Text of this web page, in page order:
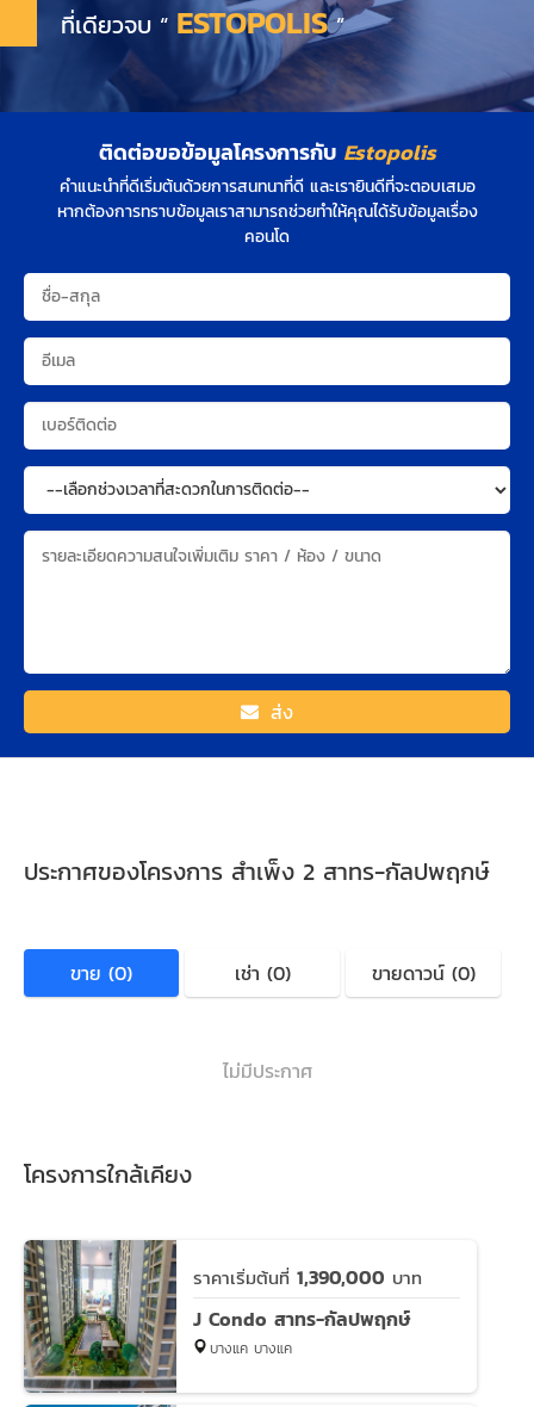
ที่เดียวจบ “ ESTOPOLIS”
ติดต่อขอข้อมูลโครงการกับ Estopolis
คำแนะนำที่ดีเริ่มต้นด้วยการสนทนาที่ดี และเรายินดีที่จะตอบเสมอ
หากต้องการทราบข้อมูลเราสามารถช่วยทำให้คุณได้รับข้อมูลเรื่อง
คอนโด
ส่ง
ประกาศของโครงการ สำเพ็ง 2 สาทร-กัลปพฤกษ์
ขาย (0) เช่า (0) ขายดาวน์ (0)
ไม่มีประกาศ
โครงการใกล้เคียง
ราคาเริ่มต้นที่ 1,390,000 บาท
J Condo สาทร-กัลปพฤกษ์
บางแค บางแค